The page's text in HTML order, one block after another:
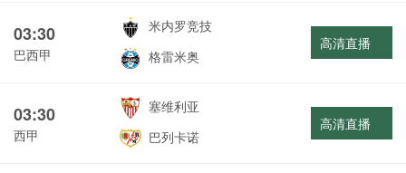
03:30
巴西甲
米内罗竞技
格雷米奥
高清直播
03:30
西甲
塞维利亚
巴列卡诺
高清直播